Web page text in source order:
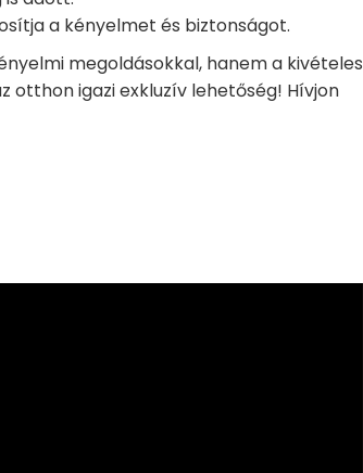
a kényelmet és biztonságot.
megoldásokkal, hanem a kivételes
otthon igazi exkluzív lehetőség! Hívjon